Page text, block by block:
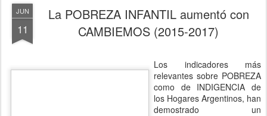
relevantes sobre POBREZA
como de INDIGENCIA de
los Hogares Argentinos, han
demostrado un
preocupante aumento de
la POBREZA
INFANTIL desde que
gobierna la Alianza
CAMBIEMOS.